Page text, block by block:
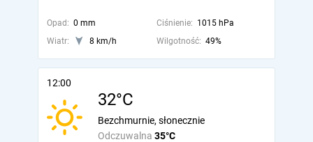
Opad: 0 mm Ciśnienie: 1015 hPa
Wiatr:
8 km/h Wilgotność: 49%
12:00
32°C
Odczuwalna 35°C
Bezchmurnie, słonecznie